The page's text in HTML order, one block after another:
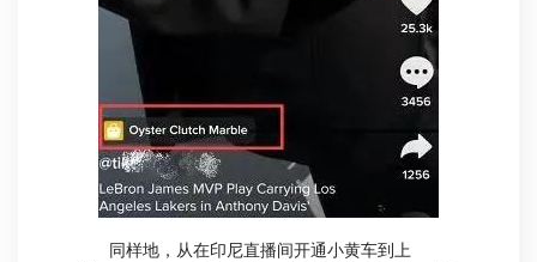
同样地，从在印尼直播间开通小黄车到上